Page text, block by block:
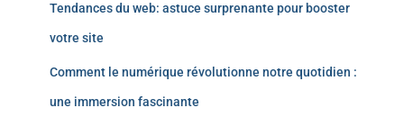
Tendances du web: astuce surprenante pour booster
votre site
Comment le numérique révolutionne notre quotidien :
une immersion fascinante